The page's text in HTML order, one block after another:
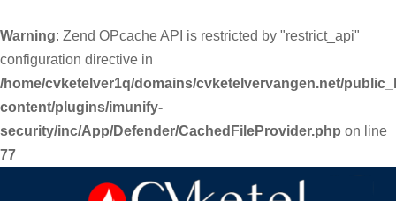
Warning: Zend OPcache API is restricted by "restrict_api"
configuration directive in
/home/cvketelver1q/domains/cvketelvervangen.net/
content/plugins/imunify-
security/inc/App/Defender/CachedFileProvider.php on line
77